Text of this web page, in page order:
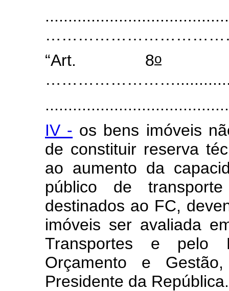
………………………………
“Art. 8o
IV - os bens imóveis
de constituir reserva
ao aumento da
público de
destinados ao FC,
imóveis ser avaliada
Transportes e pelo
Orçamento e
Presidente da